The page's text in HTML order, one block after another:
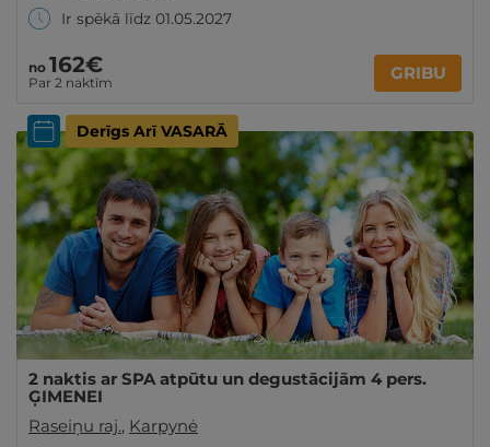
Ir spēkā līdz 01.05.2027
no 162€
Par 2 naktīm GRIBU
Derīgs Arī VASARĀ
2 naktis ar SPA atpūtu un degustācijām 4 pers.
ĢIMENEI
Raseiņu raj., Karpynė